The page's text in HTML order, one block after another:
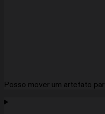
Posso mover um artefato